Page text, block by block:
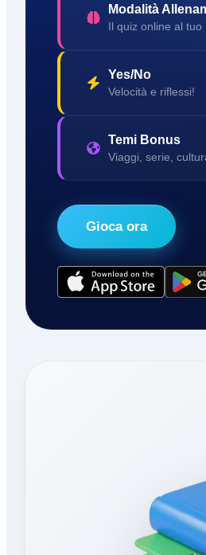
Modalità
Il quiz online al tuo
Yes/No
Velocità e riflessi!
Temi Bonus
Viaggi, serie,
Gioca ora